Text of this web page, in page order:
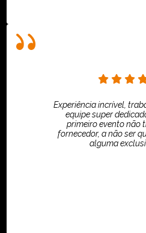
Experiência incrível,
equipe super
primeiro evento não
fornecedor, a não ser
alguma